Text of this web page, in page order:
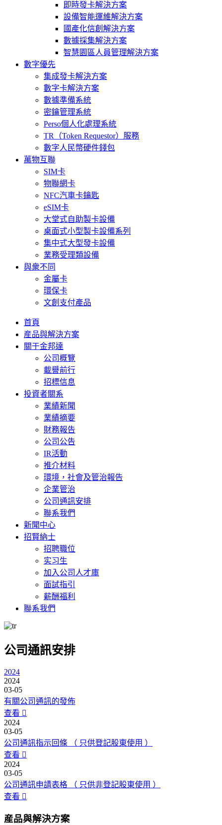
即時發卡解決方案
設備智能運維解決方案
國產化信創解決方案
數據採集解決方案
智慧園區人員管理解決方案
數字優先
集成發卡解決方案
數字卡解決方案
數據準備系統
密鑰管理系統
Perso個人化處理系統
TR（Token Requestor）服務
數字人民幣硬件錢包
萬物互聯
SIM卡
物聯網卡
NFC汽車卡鑰匙
eSIM卡
大堂式自助製卡設備
桌面式小型製卡設備系列
集中式大型發卡設備
業務受理類設備
與衆不同
金屬卡
環保卡
文創支付產品
首頁
産品與解決方案
關于金邦達
公司概覽
載譽前行
招標信息
投資者關系
業績新聞
業績摘要
財務報告
公司公告
IR活動
推介材料
環境，社會及管治報告
企業管治
公司通訊安排
聯系我們
新聞中心
招賢納士
招聘職位
实习生
加入公司人才庫
面試指引
薪酬福利
聯系我們
公司通訊安排
2024
2024
03-05
有關公司通訊的發佈
查看
2024
03-05
公司通訊指示回條 （ 只供登記股東使用 ）
查看
2024
03-05
公司通訊申請表格 （ 只供非登記股東使用 ）
查看
産品與解決方案